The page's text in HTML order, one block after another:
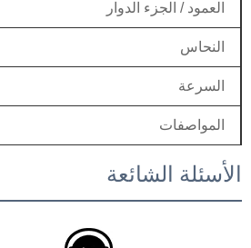
العمود / الجزء الدوار
النحاس
السرعة
المواصفات
الأسئلة الشائعة